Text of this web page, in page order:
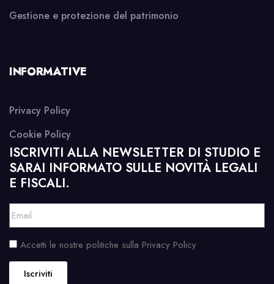
Gestione e protezione del patrimonio
INFORMATIVE
Privacy Policy
Cookie Policy
ISCRIVITI ALLA NEWSLETTER DI STUDIO E
SARAI INFORMATO SULLE NOVITÀ LEGALI
E FISCALI.
Accetti le nostre politiche sulla Privacy Policy
Iscriviti